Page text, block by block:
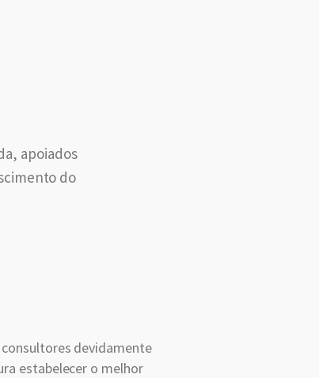
apoiados
do
devidamente
estabelecer o melhor